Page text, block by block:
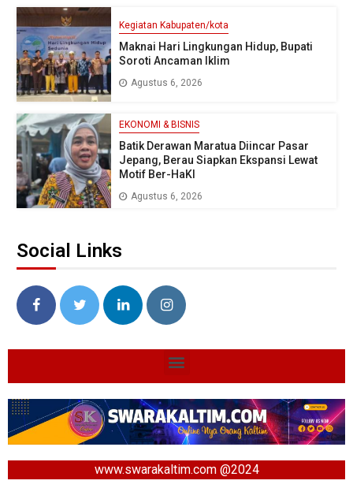
Kegiatan Kabupaten/kota
Maknai Hari Lingkungan Hidup, Bupati
Soroti Ancaman Iklim
Agustus 6, 2026
EKONOMI & BISNIS
Batik Derawan Maratua Diincar Pasar
Jepang, Berau Siapkan Ekspansi Lewat
Motif Ber-HaKI
Agustus 6, 2026
Social Links
www.swarakaltim.com @2024